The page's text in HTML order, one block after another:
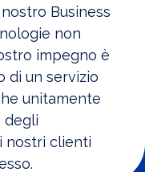
Business
non
impegno è
di un servizio
unitamente
degli
nostri clienti